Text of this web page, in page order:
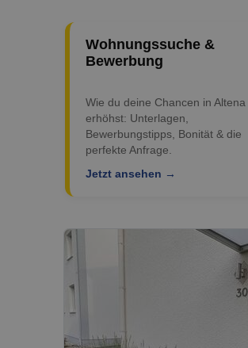
Wohnungssuche &
Bewerbung
Wie du deine Chancen in Altena
erhöhst: Unterlagen,
Bewerbungstipps, Bonität & die
perfekte Anfrage.
Jetzt ansehen →